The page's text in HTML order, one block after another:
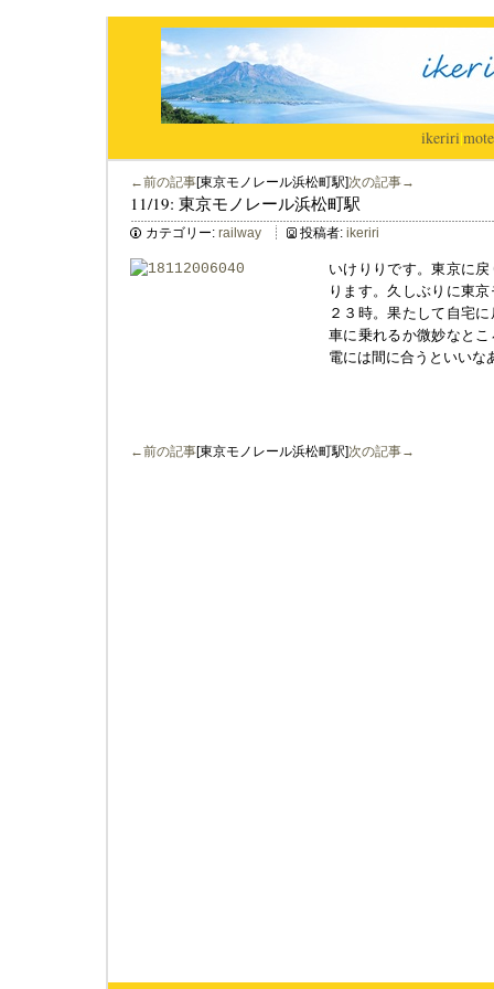
ikeriri|
←前の記事[東京モノレール浜松町駅]次の記事→
11/19: 東京モノレール浜松町駅
カテゴリー: railway 投稿者: ikeriri
いけりりです。東京に
ります。久しぶりに東
２３時。果たして自宅
車に乗れるか微妙なと
電には間に合うといいな
←前の記事[東京モノレール浜松町駅]次の記事→